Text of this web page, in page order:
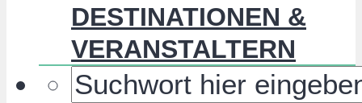
DESTINATIONEN &
VERANSTALTERN